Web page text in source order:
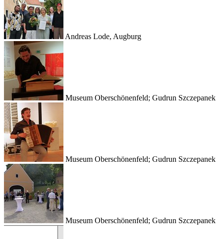
Andreas Lode, Augburg
Museum Oberschönenfeld; Gudrun Szczepanek
Museum Oberschönenfeld; Gudrun Szczepanek
Museum Oberschönenfeld; Gudrun Szczepanek